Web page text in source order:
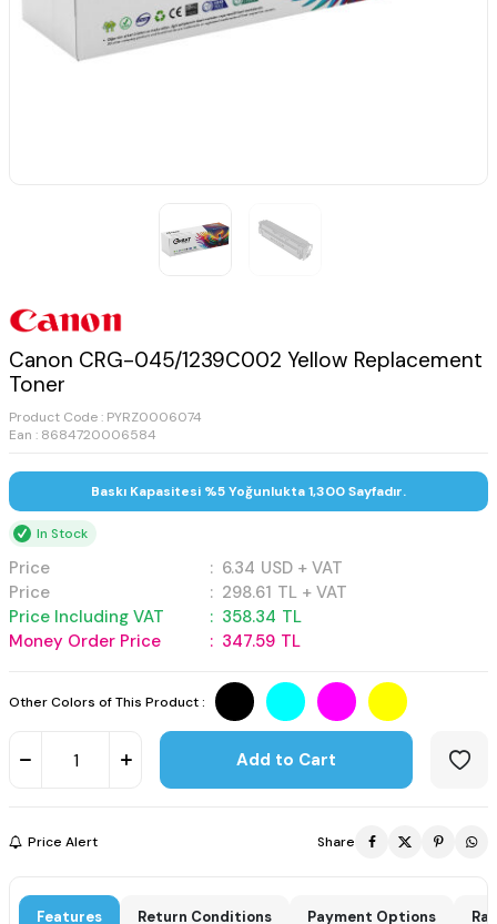
Canon CRG-045/1239C002 Yellow Replacement
Toner
Product Code : PYRZ0006074
Ean : 8684720006584
Baskı Kapasitesi %5 Yoğunlukta 1,300 Sayfadır.
In Stock
Price : 6.34 USD + VAT
Price
: 298.61 TL + VAT
Price Including VAT
: 358.34 TL
Money Order Price
: 347.59 TL
Other Colors of This Product :
Add to Cart
Price Alert Share
Features Return Conditions Payment Options